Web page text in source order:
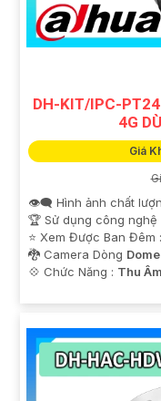
DH-KIT/IPC-
4G
Giá
👁️‍🗨 Hình ảnh chất
🏆 Sử dụng công nghệ
⭐ Xem Được Ban Đêm :
🐉️ Camera Dòng
️💠 Chức Năng : Thu